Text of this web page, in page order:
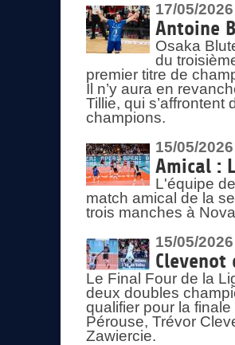
17/05/2026
Antoine
Osaka
du
premier titre de
Il n’y aura en
Tillie, qui
champions.
15/05/2026
Amical :
L'équipe
match amical de la
trois manches à
15/05/2026
Le Final Four de la
deux doubles
qualifier pour la
Pérouse, Trévor
Zawiercie.